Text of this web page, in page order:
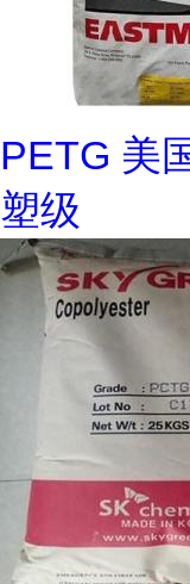
PETG 美
塑级